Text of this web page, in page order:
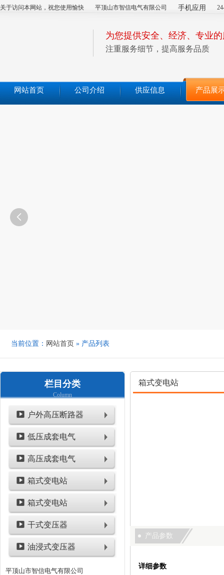
关于访问本网站，祝您使用愉快 平顶山市智信电气有限公司 手机应用
为您提供安全、经济、专业
注重服务细节，提高服务品质
网站首页 公司介绍 供应信息 产品展

当前位置： 网站首页 » 产品列表
栏目分类
Column
户外高压断路器
低压成套电气
高压成套电气
箱式变电站
箱式变电站
干式变压器
油浸式变压器
平顶山市智信电气有限公司
箱式变电站
产品参数
详细参数